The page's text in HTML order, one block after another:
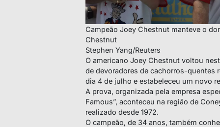
Campeão Joey Chestnut manteve o
Chestnut
Stephen Yang/Reuters
O americano Joey Chestnut voltou
de devoradores de cachorros-quentes
dia 4 de julho e estabeleceu um novo
A prova, organizada pela empresa
Famous”, aconteceu na região de
realizado desde 1972.
O campeão, de 34 anos, também